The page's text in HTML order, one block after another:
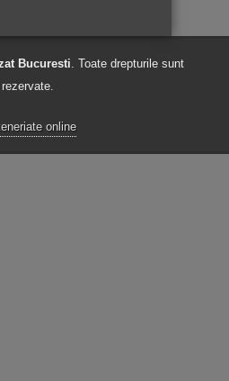
Bucuresti . Toate drepturile sunt
rezervate.
online